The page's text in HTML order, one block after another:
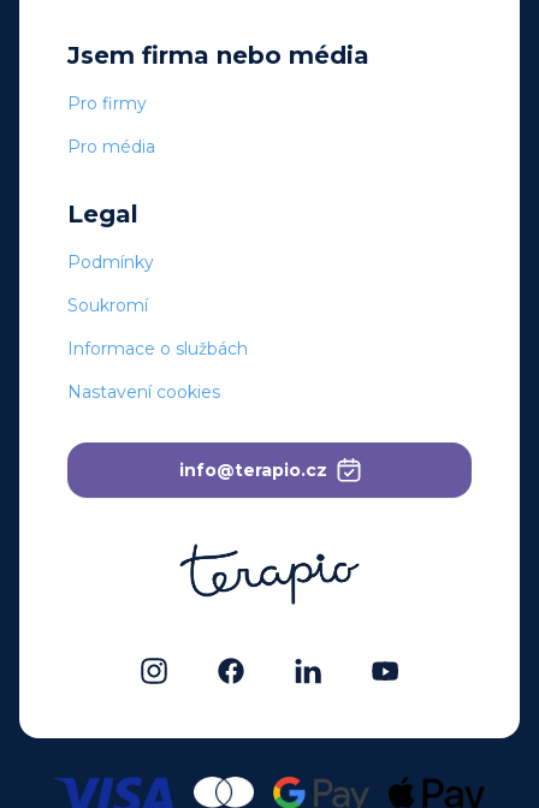
Jsem firma nebo média
Pro firmy
Pro média
Legal
Podmínky
Soukromí
Informace o službách
Nastavení cookies
info@terapio.cz